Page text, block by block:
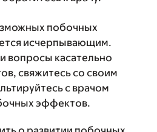
побочных
исчерпывающим.
вопросы касательно
свяжитесь со своим
с врачом
эффектов.